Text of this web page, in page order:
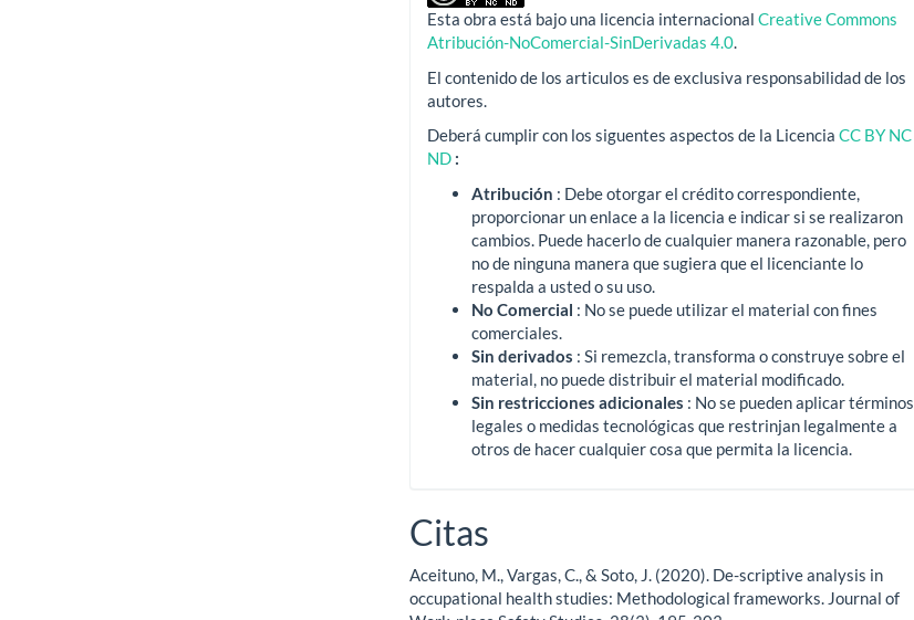
Esta obra está bajo una licencia internacionalCreative Commons
Atribución-NoComercial-SinDerivadas 4.0.
El contenido de los articulos es de exclusiva responsabilidad de los
autores.
Deberá cumplir con los siguentes aspectos de la LicenciaCC BY NC
ND :
Atribución : Debe otorgar el crédito correspondiente,
proporcionar un enlace a la licencia e indicar si se realizaron
cambios. Puede hacerlo de cualquier manera razonable, pero
no de ninguna manera que sugiera que el licenciante lo
respalda a usted o su uso.
No Comercial : No se puede utilizar el material con fines
comerciales.
Sin derivados : Si remezcla, transforma o construye sobre el
material, no puede distribuir el material modificado.
Sin restricciones adicionales : No se pueden aplicar términos
legales o medidas tecnológicas que restrinjan legalmente a
otros de hacer cualquier cosa que permita la licencia.
Citas
Aceituno, M., Vargas, C., & Soto, J. (2020). De-scriptive analysis in
occupational health studies: Methodological frameworks. Journal of